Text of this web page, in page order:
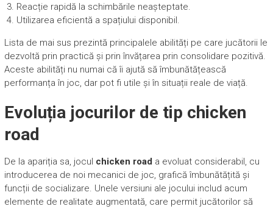
Reacție rapidă la schimbările neașteptate.
Utilizarea eficientă a spațiului disponibil.
Lista de mai sus prezintă principalele abilități pe care jucătorii le
dezvoltă prin practică și prin învățarea prin consolidare pozitivă.
Aceste abilități nu numai că îi ajută să îmbunătățească
performanța în joc, dar pot fi utile și în situații reale de viață.
Evoluția jocurilor de tip chicken
road
De la apariția sa, jocul chicken road a evoluat considerabil, cu
introducerea de noi mecanici de joc, grafică îmbunătățită și
funcții de socializare. Unele versiuni ale jocului includ acum
elemente de realitate augmentată, care permit jucătorilor să